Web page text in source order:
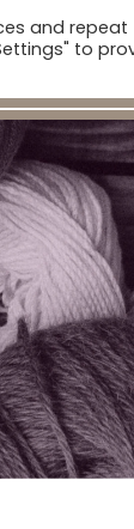
and repeat
to